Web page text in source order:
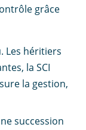
grâce
Les héritiers
la SCI
la gestion,
succession